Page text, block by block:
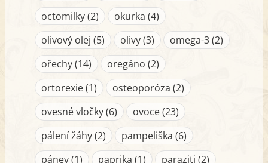
octomilky (2)
okurka (4)
olivový olej (5)
olivy (3)
omega-3 (2)
ořechy (14)
oregáno (2)
ortorexie (1)
osteoporóza (2)
ovesné vločky (6)
ovoce (23)
pálení žáhy (2)
pampeliška (6)
pánev (1)
paprika (1)
paraziti (2)